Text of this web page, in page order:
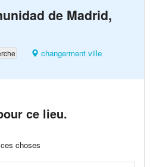
de Madrid,
changerment ville
ce lieu.
choses